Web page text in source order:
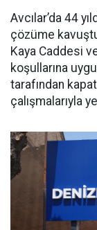
Avcılar’da 44
çözüme
Kaya Caddesi
koşullarına
tarafından
çalışmalarıyla